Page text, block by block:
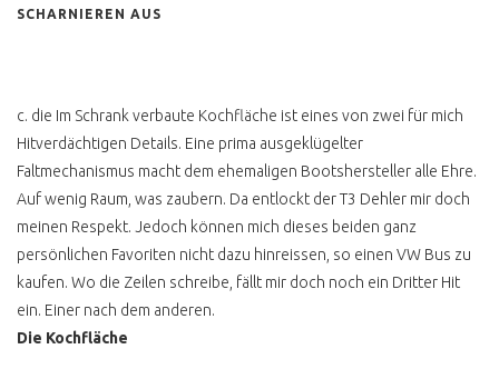
UMWELTPRÄMIE
DIEBSTAHLSICHERUNG
GESTOHLEN
NACH DEM DIEBSTAHL
GPS ORTUNG AUTOSKOPE
PEDALSPERRE
SCHARNIEREN AUS
c. die Im Schrank verbaute Kochfläche ist eines von zwei für mich
Hitverdächtigen Details. Eine prima ausgeklügelter
Faltmechanismus macht dem ehemaligen Bootshersteller alle Ehre.
Auf wenig Raum, was zaubern. Da entlockt der T3 Dehler mir doch
meinen Respekt. Jedoch können mich dieses beiden ganz
persönlichen Favoriten nicht dazu hinreissen, so einen VW Bus zu
kaufen. Wo die Zeilen schreibe, fällt mir doch noch ein Dritter Hit
ein. Einer nach dem anderen.
Die Kochfläche